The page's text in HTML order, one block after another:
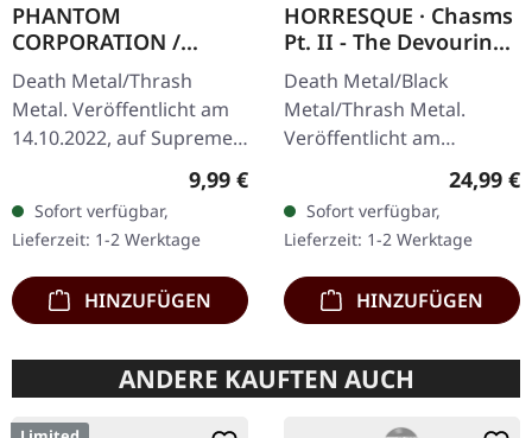
PHANTOM
CORPORATION /
HARROWED · Split |
DIGIPAK CD
Death Metal/Thrash
Metal. Veröffentlicht am
14.10.2022, auf Supreme
Chaos Records. Wende-
DigiPak mit je einer Band
auf einer Seite und 8-
seitigem…
Regulärer Preis:
9,99 €
Sofort verfügbar,
Lieferzeit: 1-2 Werktage
HINZUFÜGEN
HORRESQUE · Chasms
Pt. II - The Devouring
Exorbitance |
MARBLED LP
Death Metal/Black
Metal/Thrash Metal.
Veröffentlicht am
22.03.2024, auf Supreme
Chaos Records. Exklusives
'Malstrom
Clear/Grün/Schwarz
marmoriertes'…
24,99 €
Sofort verfügbar,
Lieferzeit: 1-2 Werktage
HINZUFÜGEN
ANDERE KAUFTEN AUCH